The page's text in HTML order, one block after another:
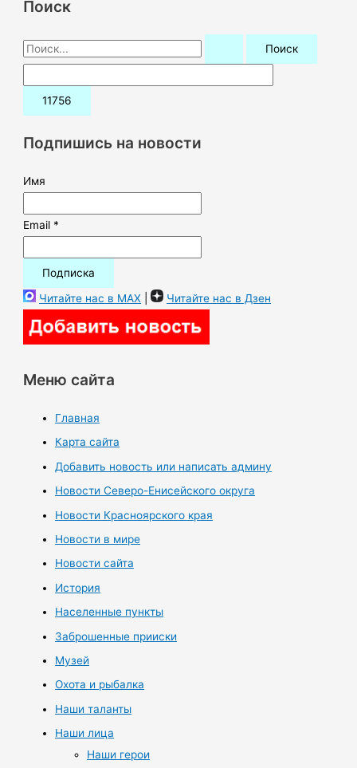
Поиск
П
о
и
:Подпишись на новости
Имя
Email *
Читайте нас в MAX | Читайте нас в Дзен
Меню сайта
Главная
Карта сайта
Добавить новость или написать админу
Новости Северо-Енисейского округа
Новости Красноярского края
Новости в мире
Новости сайта
История
Населенные пункты
Заброшенные прииски
Музей
Охота и рыбалка
Наши таланты
Наши лица
Наши герои